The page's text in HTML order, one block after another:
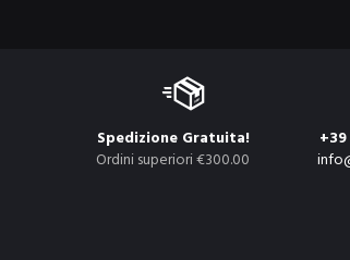
Spedizione Gratuita!
Ordini superiori €300.00